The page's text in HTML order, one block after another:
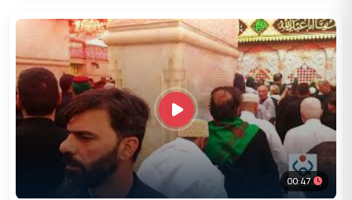
00:47